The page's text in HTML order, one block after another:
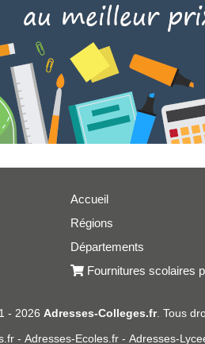
Accueil
Régions
Départements
Fournitures scolaires
- 2026 Adresses-Colleges.fr. Tous
- Adresses-Ecoles.fr - Adresses-